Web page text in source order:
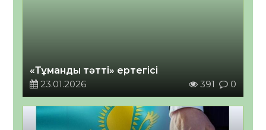
«Тұманды тәтті» ертегісі
23.01.2026
391 0